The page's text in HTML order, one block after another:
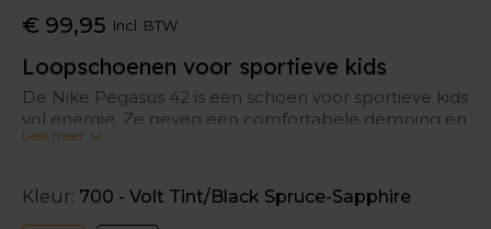
€ 99,95 Incl. BTW
Loopschoenen voor sportieve kids
De Nike Pegasus 42 is een schoen voor sportieve kids
vol energie. Ze geven een comfortabele demping en
genoeg responsiviteit om alles te geven. Het
Unit en de ReactX foam in de tussenzool.
Lees meer
Kleur: 700 - Volt Tint/Black Spruce-Sapphire